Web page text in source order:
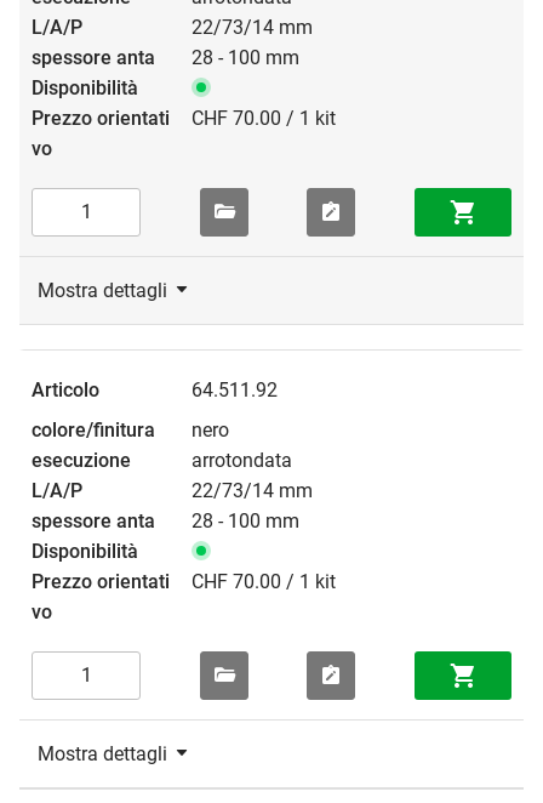
22/73/14 mm
28 - 100 mm
CHF 70.00 / 1 kit
Mostra dettagli
64.511.92
nero
arrotondata
22/73/14 mm
28 - 100 mm
CHF 70.00 / 1 kit
Mostra dettagli